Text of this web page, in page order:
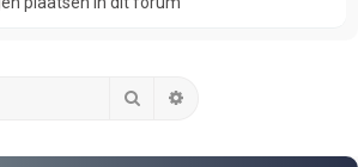
Zoek